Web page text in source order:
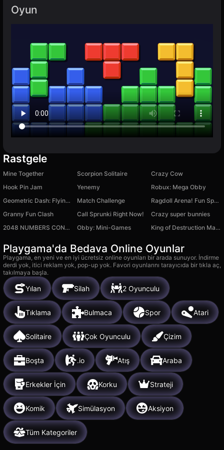
Oyun
Rastgele
Mine Together Scorpion Solitaire
Crazy Cow
Hook Pin Jam
Yenemy
Robux: Mega Obby
Geometric Dash: Flying Wave Challenge
Match Challenge
Ragdoll Arena! Fun Spear Battle!
Granny Fun Clash
Call Sprunki Right Now!
Crazy super bunnies
2048 NUMBERS CONNECT
Obby: Mini-Games King of Destruction Machines 3D
Playgama'da Bedava Online Oyunlar
Playgama, en yeni ve en iyi ücretsiz online oyunları bir arada sunuyor. İndirme
derdi yok, itici reklam yok, pop-up yok. Favori oyunlarını tarayıcıda bir tıkla aç,
takılmaya başla.
Yılan Silah 2 Oyunculu
Tıklama Bulmaca Spor Atari
Solitaire Çok Oyunculu Çizim
Boşta .io Atış Araba
Erkekler İçin Korku Strateji
Komik Simülasyon Aksiyon
Tüm Kategoriler